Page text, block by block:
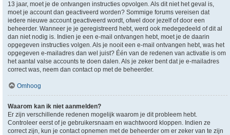
13 jaar, moet je de ontvangen instructies opvolgen. Als dit niet het geval is,
moet je account dan geactiveerd worden? Sommige forums vereisen dat
iedere nieuwe account geactiveerd wordt, ofwel door jezelf of door een
beheerder. Wanneer je je geregistreerd hebt, werd ook medegedeeld of dit al
dan niet nodig is. Indien je een e-mail ontvangen hebt, moet je de daarin
opgegeven instructies volgen. Als je nooit een e-mail ontvangen hebt, was het
opgegeven e-mailadres dan wel juist? Één van de redenen van activatie is om
het aantal valse accounts te doen dalen. Als je zeker bent dat je e-mailadres
correct was, neem dan contact op met de beheerder.
Omhoog
Waarom kan ik niet aanmelden?
Er zijn verschillende redenen mogelijk waarom je dit probleem hebt.
Controleer eerst of je gebruikersnaam en wachtwoord kloppen. Indien ze
correct zijn, kun je contact opnemen met de beheerder om er zeker van te zijn